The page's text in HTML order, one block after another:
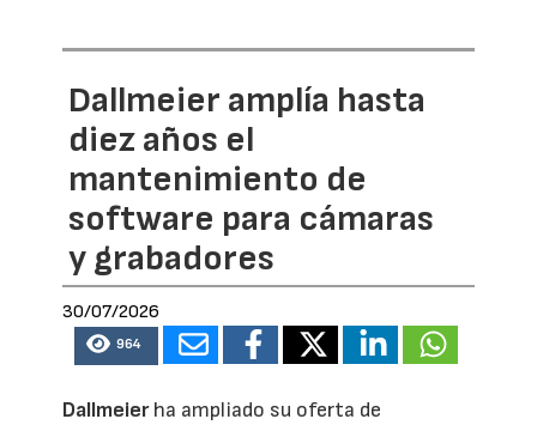
Dallmeier amplía hasta
diez años el
mantenimiento de
software para cámaras
y grabadores
30/07/2026
964
Dallmeierha ampliado su oferta de